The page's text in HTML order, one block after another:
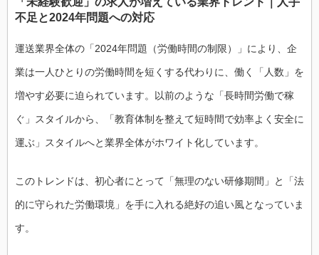
不足と2024年問題への対応
運送業界全体の「2024年問題（労働時間の制限）」により、企
業は一人ひとりの労働時間を短くする代わりに、働く「人数」を
増やす必要に迫られています。以前のような「長時間労働で稼
ぐ」スタイルから、「教育体制を整えて短時間で効率よく安全に
運ぶ」スタイルへと業界全体がホワイト化しています。
このトレンドは、初心者にとって「無理のない研修期間」と「法
的に守られた労働環境」を手に入れる絶好の追い風となっていま
す。